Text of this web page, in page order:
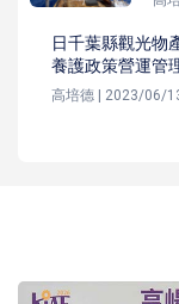
日千葉縣觀光物
養護政策營運管
高培德 | 2023/06/